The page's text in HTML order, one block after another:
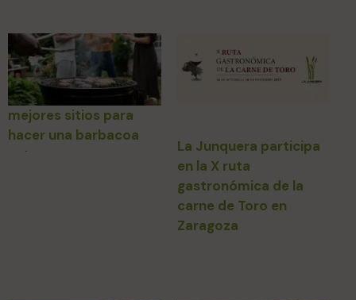
mejores sitios para
hacer una barbacoa
este verano en
La Junquera participa
en la X ruta
gastronómica de la
carne de Toro en
Zaragoza